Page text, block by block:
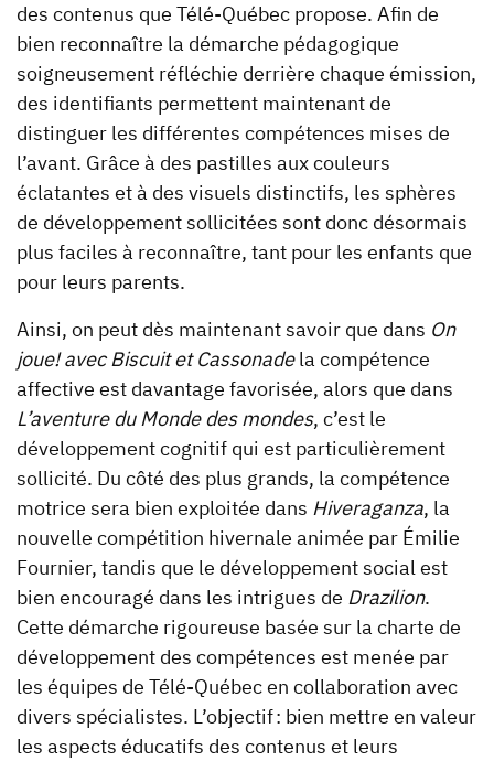
des contenus que Télé-Québec propose. Afin de
bien reconnaître la démarche pédagogique
soigneusement réfléchie derrière chaque émission,
des identifiants permettent maintenant de
distinguer les différentes compétences mises de
l’avant. Grâce à des pastilles aux couleurs
éclatantes et à des visuels distinctifs, les sphères
de développement sollicitées sont donc désormais
plus faciles à reconnaître, tant pour les enfants que
pour leurs parents.
Ainsi, on peut dès maintenant savoir que dans On
joue! avec Biscuit et Cassonadela compétence
affective est davantage favorisée, alors que dans
L’aventure du Monde des mondes, c’est le
développement cognitif qui est particulièrement
sollicité. Du côté des plus grands, la compétence
motrice sera bien exploitée dans Hiveraganza, la
nouvelle compétition hivernale animée par Émilie
Fournier, tandis que le développement social est
bien encouragé dans les intrigues de Drazilion.
Cette démarche rigoureuse basée sur la charte de
développement des compétences est menée par
les équipes de Télé-Québec en collaboration avec
divers spécialistes. L’objectif : bien mettre en valeur
les aspects éducatifs des contenus et leurs